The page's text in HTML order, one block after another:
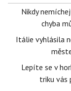
Nikdy
chyba
Itálie vyhlásila
Lepíte se v
triku vás